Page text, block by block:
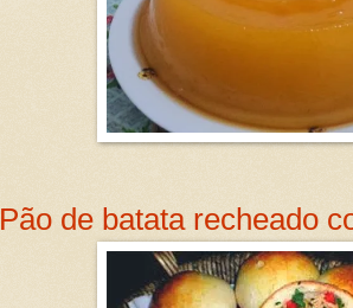
Pão de batata recheado